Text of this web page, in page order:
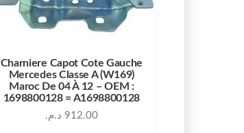
Charniere Capot Cote Gauche
Mercedes Classe A (W169)
Maroc De 04 À 12 – OEM :
1698800128 = A1698800128
912.00 د.م.